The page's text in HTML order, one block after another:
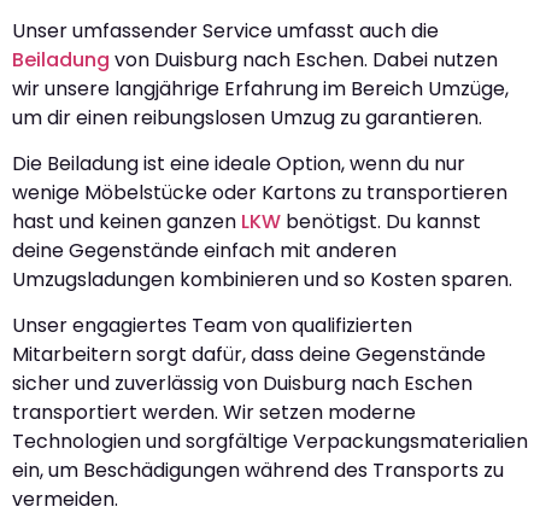
Unser umfassender Service umfasst auch die
Beiladung von Duisburg nach Eschen. Dabei nutzen
wir unsere langjährige Erfahrung im Bereich Umzüge,
um dir einen reibungslosen Umzug zu garantieren.
Die Beiladung ist eine ideale Option, wenn du nur
wenige Möbelstücke oder Kartons zu transportieren
hast und keinen ganzen LKW benötigst. Du kannst
deine Gegenstände einfach mit anderen
Umzugsladungen kombinieren und so Kosten sparen.
Unser engagiertes Team von qualifizierten
Mitarbeitern sorgt dafür, dass deine Gegenstände
sicher und zuverlässig von Duisburg nach Eschen
transportiert werden. Wir setzen moderne
Technologien und sorgfältige Verpackungsmaterialien
ein, um Beschädigungen während des Transports zu
vermeiden.